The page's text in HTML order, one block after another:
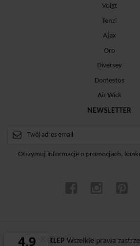
Voigt
Tenzi
Ajax
Oro
Diversey
Domestos
Air Wick
NEWSLETTER
Otrzymuj informacje o promocjach,
ⓒCZYSTYSKLEP Wszelkie prawa